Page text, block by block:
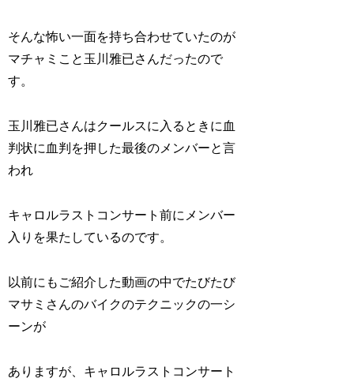
そんな怖い一面を持ち合わせていたのが
マチャミこと玉川雅已さんだったので
す。
玉川雅已さんはクールスに入るときに血
判状に血判を押した最後のメンバーと言
われ
キャロルラストコンサート前にメンバー
入りを果たしているのです。
以前にもご紹介した動画の中でたびたび
マサミさんのバイクのテクニックの一シ
ーンが
ありますが、キャロルラストコンサート